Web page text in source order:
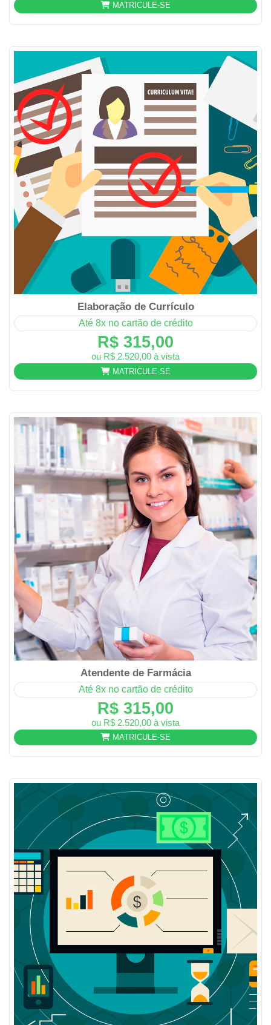
MATRICULE-SE
Elaboração de Currículo
Até 8x no cartão de crédito
R$ 315,00
ou R$ 2.520,00 à vista
MATRICULE-SE
Atendente de Farmácia
Até 8x no cartão de crédito
R$ 315,00
ou R$ 2.520,00 à vista
MATRICULE-SE